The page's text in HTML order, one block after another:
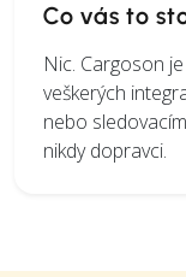
Co vás to
Nic. Cargoson
veškerých
nebo
nikdy dopravci.